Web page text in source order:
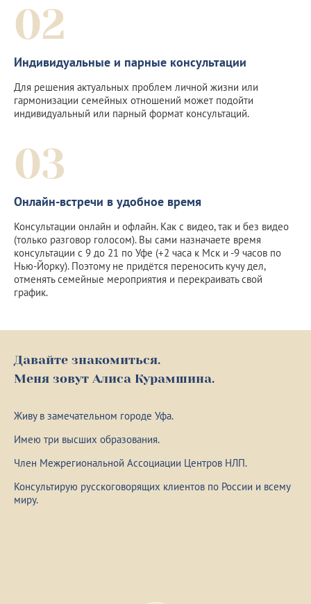
02
Индивидуальные и парные консультации
Для решения актуальных проблем личной жизни или
гармонизации семейных отношений может подойти
индивидуальный или парный формат консультаций.
03
Онлайн-встречи в удобное время
Консультации онлайн и офлайн. Как с видео, так и без видео
(только разговор голосом). Вы сами назначаете время
консультации с 9 до 21 по Уфе (+2 часа к Мск и -9 часов по
Нью-Йорку). Поэтому не придётся переносить кучу дел,
отменять семейные мероприятия и перекраивать свой
график.
Давайте знакомиться.
Меня зовут Алиса Курамшина.
Живу в замечательном городе Уфа.
Имею три высших образования.
Член Межрегиональной Ассоциации Центров НЛП.
Консультирую русскоговорящих клиентов по России и всему
миру.